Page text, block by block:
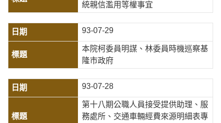
統親信濫用等權事宜
93-07-29
本院柯委員明謀、林委員時機巡察基
隆市政府
93-07-28
第十八期公職人員接受提供助理、服
務處所、交通車輛經費來源明細表專